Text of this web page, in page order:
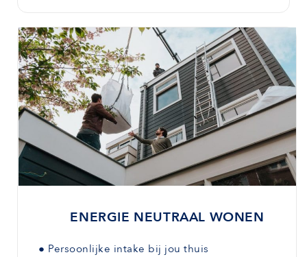
ENERGIE NEUTRAAL WONEN
● Persoonlijke intake bij jou thuis